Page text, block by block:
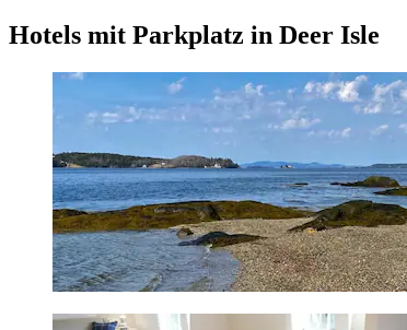
Hotels mit Parkplatz in Deer Isle